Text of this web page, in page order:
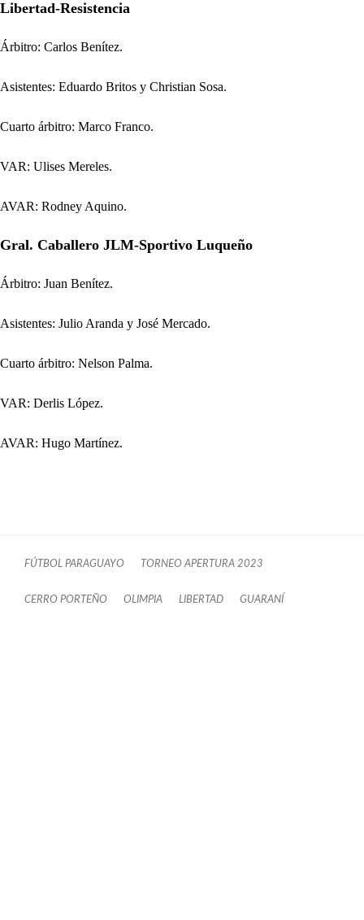
Libertad-Resistencia
Árbitro: Carlos Benítez.
Asistentes: Eduardo Britos y Christian Sosa.
Cuarto árbitro: Marco Franco.
VAR: Ulises Mereles.
AVAR: Rodney Aquino.
Gral. Caballero JLM-Sportivo Luqueño
Árbitro: Juan Benítez.
Asistentes: Julio Aranda y José Mercado.
Cuarto árbitro: Nelson Palma.
VAR: Derlis López.
AVAR: Hugo Martínez.
FÚTBOL PARAGUAYO TORNEO APERTURA 2023
CERRO PORTEÑO OLIMPIA LIBERTAD GUARANÍ